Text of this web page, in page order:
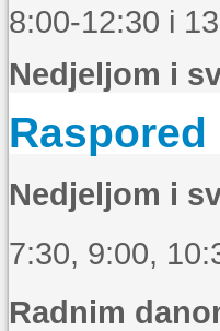
8:00-12:30 i
Nedjeljom i
Raspored
Nedjeljom i
7:30, 9:00,
Radnim